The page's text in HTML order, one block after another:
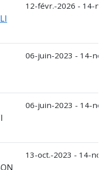
12-févr.-2026 - 14-
06-juin-2023 - 14-
06-juin-2023 - 14-
13-oct.-2023 - 14-